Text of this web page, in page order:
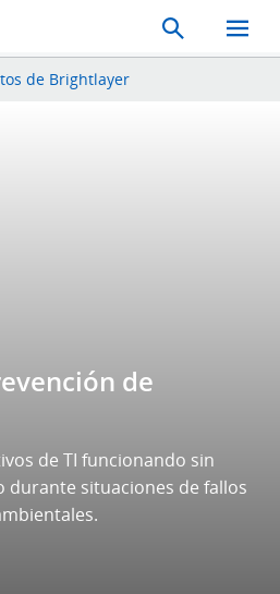
Search
Toggle
Mobile
de Brightlayer
de
de TI funcionando sin
durante situaciones de fallos